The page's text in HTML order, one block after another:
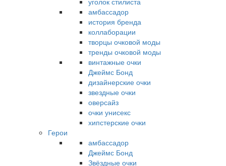
амбассадор
история бренда
коллаборации
творцы очковой моды
тренды очковой моды
винтажные очки
Джеймс Бонд
дизайнерские очки
звездные очки
оверсайз
очки унисекс
хипстерские очки
Герои
амбассадор
Джеймс Бонд
Звёздные очки